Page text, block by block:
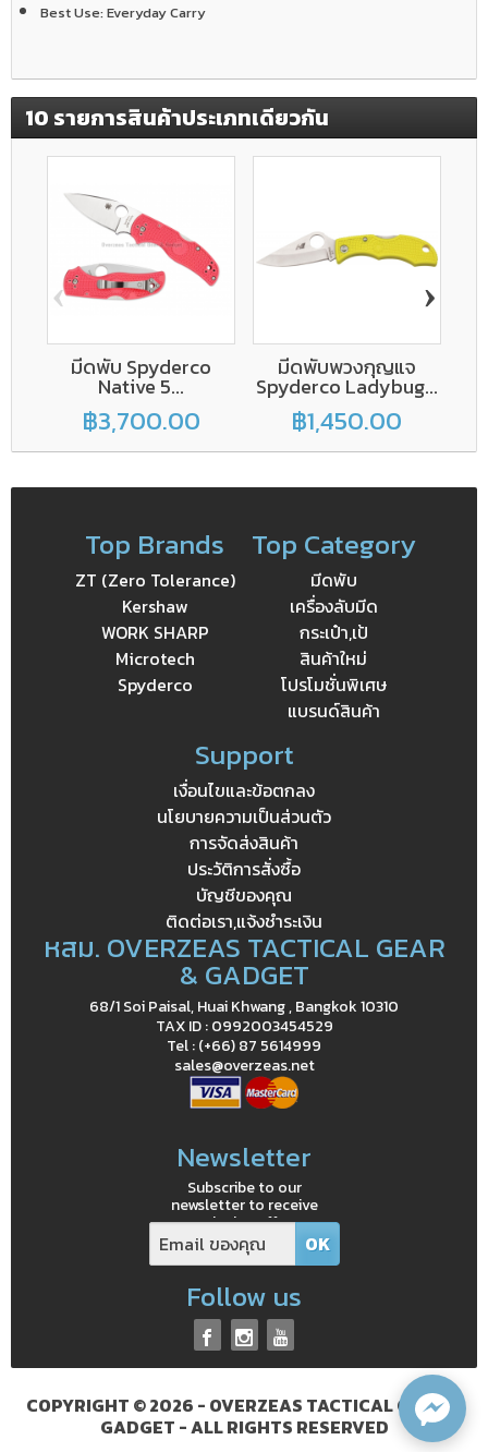
Best Use: Everyday Carry
10 รายการสินค้าประเภทเดียวกัน
มีดพับ Spyderco
Native 5...
฿3,700.00
มีดพับพวงกุญแจ
Spyderco Ladybug...
฿1,450.00
‹ ›
Top Brands
ZT (Zero Tolerance)
Kershaw
WORK SHARP
Microtech
Spyderco
Top Category
มีดพับ
เครื่องลับมีด
กระเป๋า,เป้
สินค้าใหม่
โปรโมชั่นพิเศษ
แบรนด์สินค้า
Support
เงื่อนไขและข้อตกลง
นโยบายความเป็นส่วนตัว
การจัดส่งสินค้า
ประวัติการสั่งซื้อ
บัญชีของคุณ
ติดต่อเรา,แจ้งชำระเงิน
หสม. OVERZEAS TACTICAL GEAR
& GADGET
68/1 Soi Paisal, Huai Khwang , Bangkok 10310
TAX ID : 0992003454529
Tel : (+66) 87 5614999
sales@overzeas.net
Newsletter
Subscribe to our
newsletter to receive
exclusive offers
Follow us
COPYRIGHT © 2026 - OVERZEAS TACTICAL GEAR &
GADGET - ALL RIGHTS RESERVED